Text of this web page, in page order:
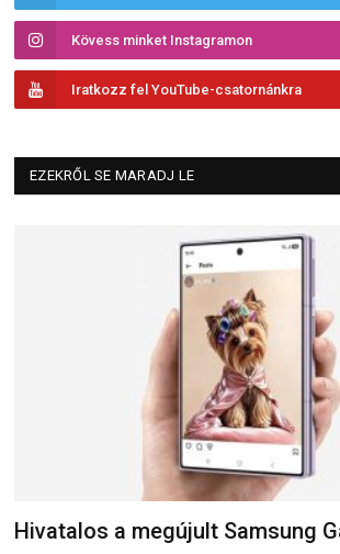
Kövess minket Instagramon
Iratkozz fel YouTube-csatornánkra
EZEKRŐL SE MARADJ LE
Hivatalos a megújult Samsung